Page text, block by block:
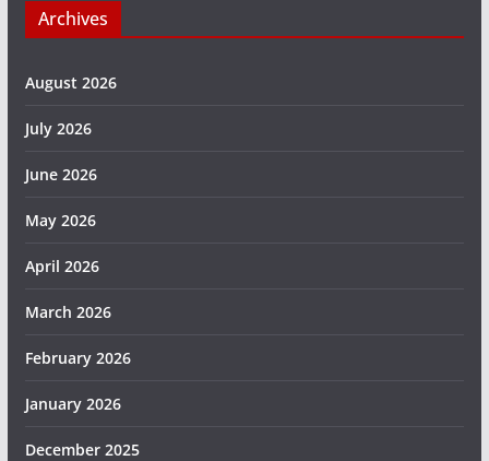
Archives
August 2026
July 2026
June 2026
May 2026
April 2026
March 2026
February 2026
January 2026
December 2025